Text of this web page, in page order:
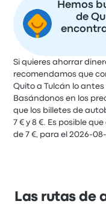
Hemos
de
Si quieres ahorrar
recomendamos que
Quito a Tulcán lo antes
Basándonos en los
que los billetes de
7 € y 8 €. Es posible
de 7 €, para el 2026-
Las rutas de